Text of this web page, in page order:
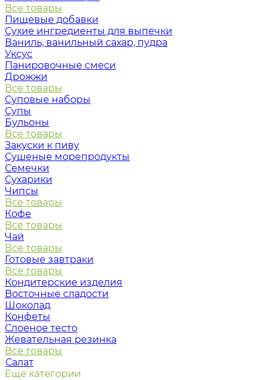
Все товары
Пищевые добавки
Сухие ингредиенты для выпечки
Ваниль, ванильный сахар, пудра
Уксус
Панировочные смеси
Дрожжи
Все товары
Суповые наборы
Супы
Бульоны
Все товары
Закуски к пиву
Сушеные морепродукты
Семечки
Сухарики
Чипсы
Все товары
Кофе
Все товары
Чай
Все товары
Готовые завтраки
Все товары
Кондитерские изделия
Восточные сладости
Шоколад
Конфеты
Слоеное тесто
Жевательная резинка
Все товары
Салат
Еще категории